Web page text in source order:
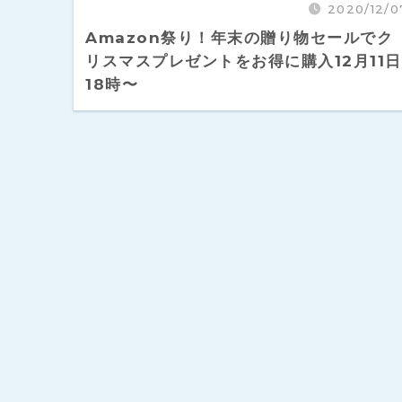
2020/12/
Amazon祭り！年末の贈り物セールでク
リスマスプレゼントをお得に購入12月11日
18時〜